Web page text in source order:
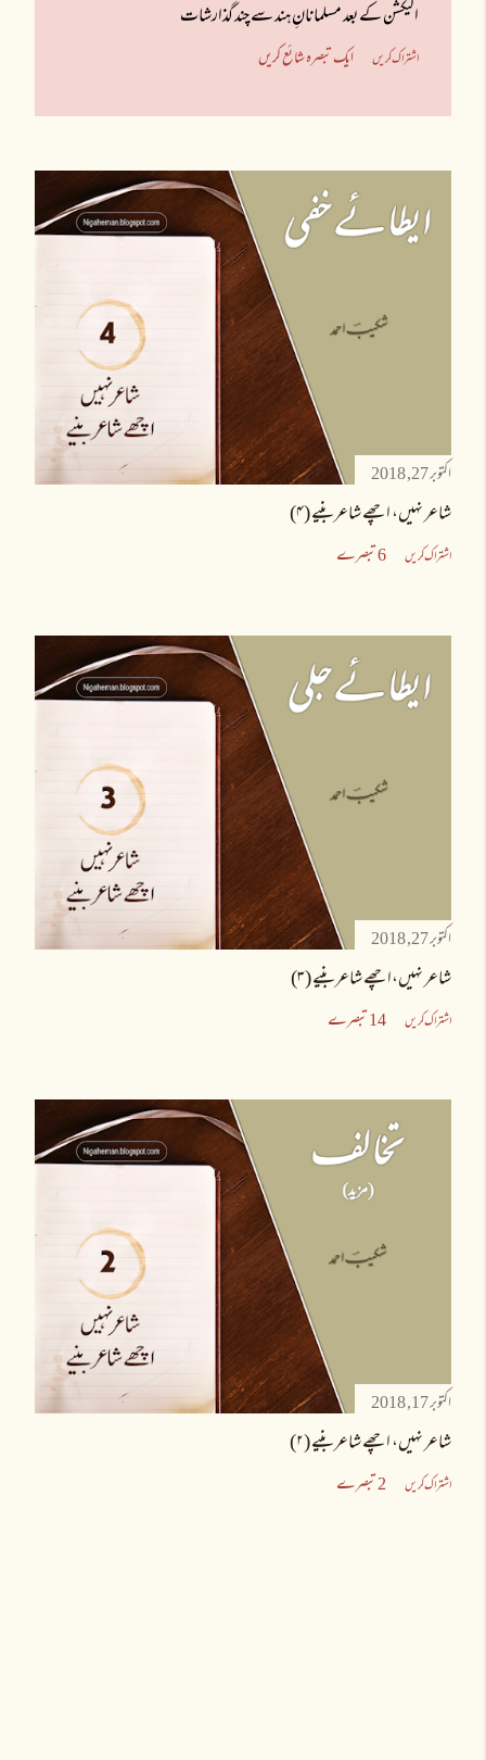
الیکشن کے بعد مسلمانانِ ہند سے چند گذارشات
اشتراک کریں ایک تبصرہ شائع کریں
اکتوبر 27, 2018
شاعر نہیں، اچھے شاعر بنیے (۴)
اشتراک کریں 6 تبصرے
اکتوبر 27, 2018
شاعر نہیں،اچھے شاعر بنیے (۳)
اشتراک کریں 14 تبصرے
اکتوبر 17, 2018
شاعر نہیں، اچھے شاعر بنیے (۲)
اشتراک کریں 2 تبصرے